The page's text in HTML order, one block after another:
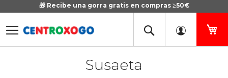
🎁 Recibe una gorra gratis en compras ≥50€
Ir
Susaeta